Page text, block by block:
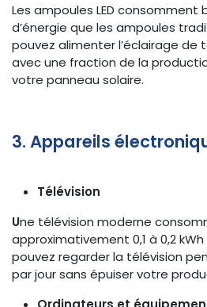
Les ampoules LED consomment
d’énergie que les ampoules
pouvez alimenter l’éclairage de
avec une fraction de la
votre panneau solaire.
3. Appareils
Télévision
Une télévision moderne
approximativement 0,1 à 0,2
pouvez regarder la télévision
par jour sans épuiser votre